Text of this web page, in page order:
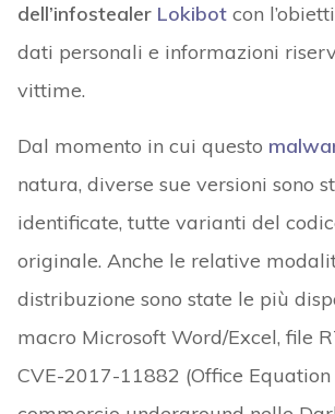
dell’infostealer Lokibotcon
dati personali e informazioni
vittime.
Dal momento in cui questo
natura, diverse sue versioni sono
identificate, tutte varianti del
originale. Anche le relative
distribuzione sono state le più
macro Microsoft Word/Excel, file
CVE-2017-11882 (Office